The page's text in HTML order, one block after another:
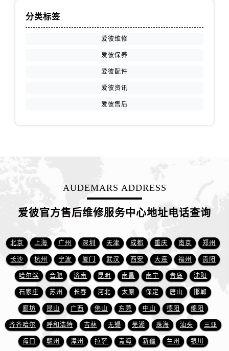
天津市和平区赤峰道136号天津国际金融中心26层2603室爱彼售后服务中心（需提前预约）
安徽省铜陵市铜官区石城大道爱彼售后服务中心（需提前预约）
安徽省宣城市宣州区叠嶂西路爱彼售后服务中心（需提前预约）
福建省龙岩市新罗区九一南路爱彼售后服务中心（需提前预约）
福建省南平市建阳区人民西路爱彼售后服务中心（需提前预约）
福建省宁德市蕉城区天湖东路爱彼售后服务中心（需提前预约）
福建省莆田市城厢区霞林街道荔华东大道爱彼售后服务中心（需提前预约）
福建省三明市三元区东乾二路爱彼售后服务中心（需提前预约）
福建省漳州市龙文区步港路爱彼售后服务中心（需提前预约）
江苏省常州市新北区龙锦路1590号现代传媒中心5号楼10层1008室爱彼售后服务中心（需提前预约）
分类标签
爱彼维修
爱彼保养
爱彼配件
爱彼资讯
爱彼售后
AUDEMARS ADDRESS
爱彼官方售后维修服务中心地址电话查询
北京 上海 广州 深圳 天津 成都 重庆 南京 郑州
长沙 杭州 宁波 厦门 武汉 西安 大连 福州 贵阳
哈尔滨 合肥 济南 昆明 南昌 南宁 青岛 沈阳
石家庄 苏州 长春 河北 太原 保定 唐山 邯郸
廊坊 昆山 广西 佛山 东莞 中山 德阳 绵阳
齐齐哈尔 呼和浩特 吉林 无锡 芜湖 珠海 汕头 三亚
海口 赣州 漳州 拉萨 青海 新疆 兰州 银川